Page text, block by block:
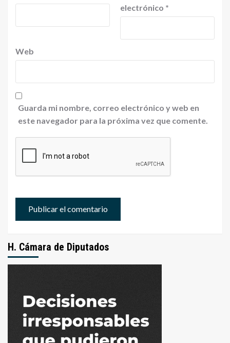
electrónico *
Web
Guarda mi nombre, correo electrónico y web en
este navegador para la próxima vez que comente.
H. Cámara de Diputados